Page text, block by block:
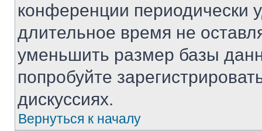
конференции периодически
длительное время не
уменьшить размер базы
попробуйте
дискуссиях.
Вернуться к началу